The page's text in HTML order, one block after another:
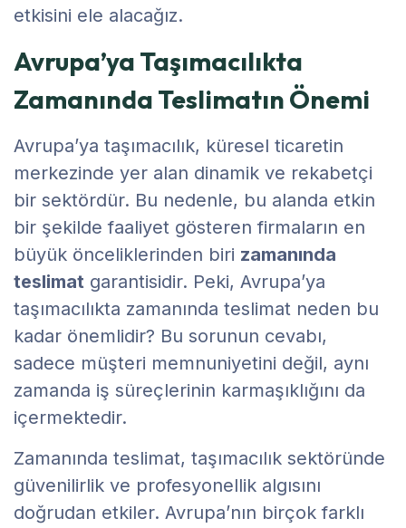
etkisini ele alacağız.
Avrupa’ya Taşımacılıkta
Zamanında Teslimatın Önemi
Avrupa’ya taşımacılık, küresel ticaretin
merkezinde yer alan dinamik ve rekabetçi
bir sektördür. Bu nedenle, bu alanda etkin
bir şekilde faaliyet gösteren firmaların en
büyük önceliklerinden biri zamanında
teslimat garantisidir. Peki, Avrupa’ya
taşımacılıkta zamanında teslimat neden bu
kadar önemlidir? Bu sorunun cevabı,
sadece müşteri memnuniyetini değil, aynı
zamanda iş süreçlerinin karmaşıklığını da
içermektedir.
Zamanında teslimat, taşımacılık sektöründe
güvenilirlik ve profesyonellik algısını
doğrudan etkiler. Avrupa’nın birçok farklı